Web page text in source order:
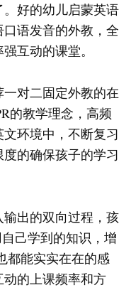
好的幼儿启蒙英语
语发音的外教，全
互动的课堂。
对二固定外教的在
的教学理念，高频
环境中，不断复习
的确保孩子的学习
出的双向过程，孩
己学到的知识，增
都能实实在在的感
的上课频率和方